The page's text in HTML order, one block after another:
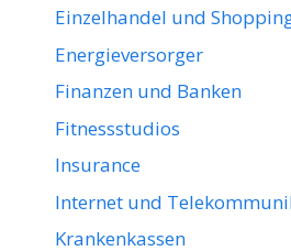
Einzelhandel und
Energieversorger
Finanzen und Banken
Fitnessstudios
Insurance
Internet und
Krankenkassen